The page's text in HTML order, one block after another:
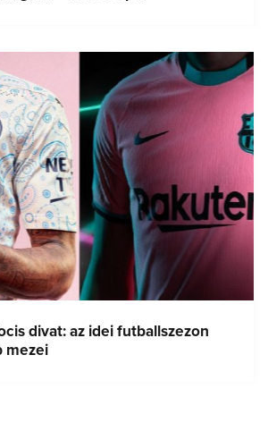
divat: az idei futballszezon
mezei